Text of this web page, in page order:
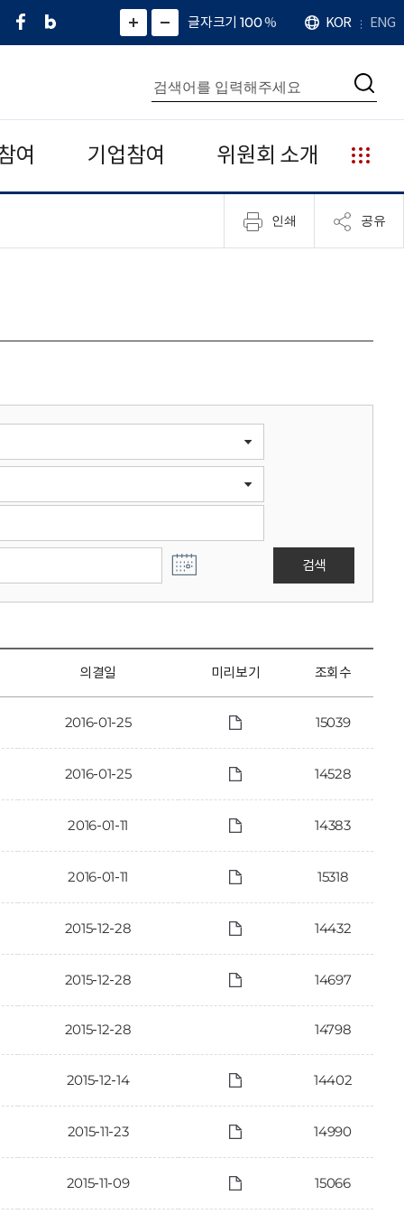
페
네
그
)
화
면
면
소
확
대
치
글자크기 100%
언
어
KOR ENG
통
합
검
색
검
여 기업참여 위원회 소개
누
리
집
안
인쇄 공유
검색
의결일 미리보기 조회수
2016-01-25 15039
2016-01-25 14528
2016-01-11 14383
2016-01-11 15318
2015-12-28 14432
2015-12-28 14697
2015-12-28 14798
2015-12-14 14402
2015-11-23 14990
2015-11-09 15066